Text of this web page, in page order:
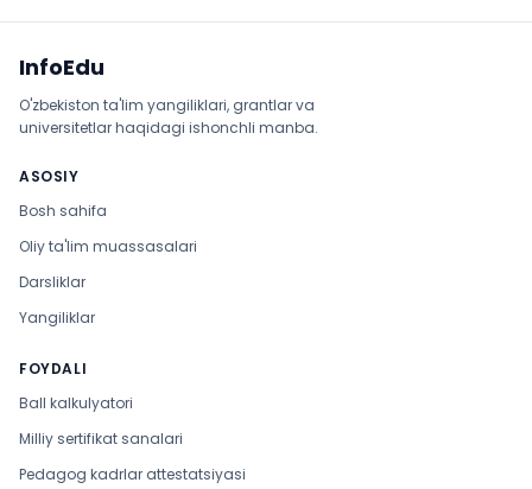
InfoEdu
O'zbekiston ta'lim yangiliklari, grantlar va
universitetlar haqidagi ishonchli manba.
ASOSIY
Bosh sahifa
Oliy ta'lim muassasalari
Darsliklar
Yangiliklar
FOYDALI
Ball kalkulyatori
Milliy sertifikat sanalari
Pedagog kadrlar attestatsiyasi